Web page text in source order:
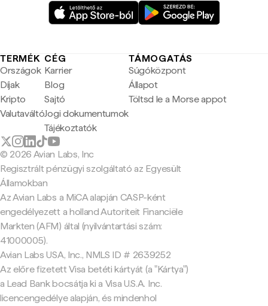
TERMÉK
Országok
Díjak
Kripto
Valutaváltó
CÉG
Karrier
Blog
Sajtó
Jogi dokumentumok
Tájékoztatók
TÁMOGATÁS
Súgóközpont
Állapot
Töltsd le a Morse appot
© 2026 Avian Labs, Inc
Regisztrált pénzügyi szolgáltató az Egyesült
Államokban
Az Avian Labs a MiCA alapján CASP-ként
engedélyezett a holland Autoriteit Financiële
Markten (AFM) által (nyilvántartási szám:
41000005).
Avian Labs USA, Inc., NMLS ID # 2639252
Az előre fizetett Visa betéti kártyát (a "Kártya")
a Lead Bank bocsátja ki a Visa U.S.A. Inc.
licencengedélye alapján, és mindenhol